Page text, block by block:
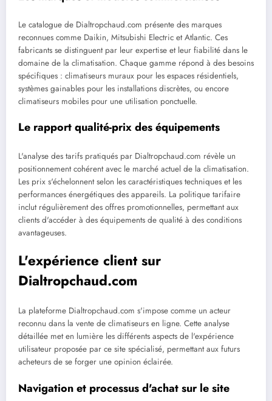
Le catalogue de Dialtropchaud.com présente des marques
reconnues comme Daikin, Mitsubishi Electric et Atlantic. Ces
fabricants se distinguent par leur expertise et leur fiabilité dans le
domaine de la climatisation. Chaque gamme répond à des besoins
spécifiques : climatiseurs muraux pour les espaces résidentiels,
systèmes gainables pour les installations discrètes, ou encore
climatiseurs mobiles pour une utilisation ponctuelle.
Le rapport qualité-prix des équipements
L'analyse des tarifs pratiqués par Dialtropchaud.com révèle un
positionnement cohérent avec le marché actuel de la climatisation.
Les prix s'échelonnent selon les caractéristiques techniques et les
performances énergétiques des appareils. La politique tarifaire
inclut régulièrement des offres promotionnelles, permettant aux
clients d'accéder à des équipements de qualité à des conditions
avantageuses.
L'expérience client sur
Dialtropchaud.com
La plateforme Dialtropchaud.com s'impose comme un acteur
reconnu dans la vente de climatiseurs en ligne. Cette analyse
détaillée met en lumière les différents aspects de l'expérience
utilisateur proposée par ce site spécialisé, permettant aux futurs
acheteurs de se forger une opinion éclairée.
Navigation et processus d'achat sur le site